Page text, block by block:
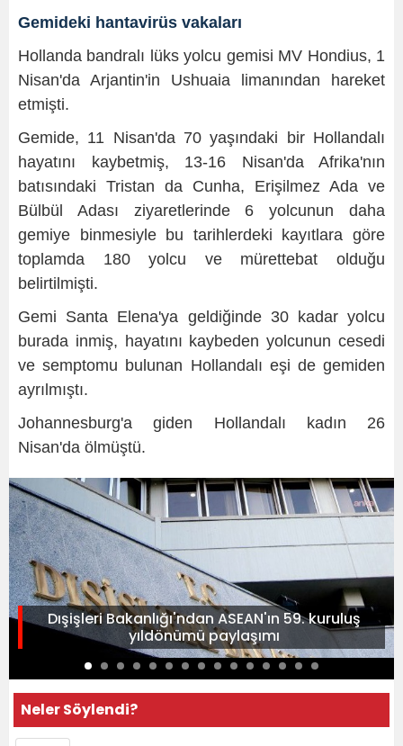
Gemideki hantavirüs vakaları
Hollanda bandralı lüks yolcu gemisi MV Hondius, 1
Nisan'da Arjantin'in Ushuaia limanından hareket
etmişti.
Gemide, 11 Nisan'da 70 yaşındaki bir Hollandalı
hayatını kaybetmiş, 13-16 Nisan'da Afrika'nın
batısındaki Tristan da Cunha, Erişilmez Ada ve
Bülbül Adası ziyaretlerinde 6 yolcunun daha
gemiye binmesiyle bu tarihlerdeki kayıtlara göre
toplamda 180 yolcu ve mürettebat olduğu
belirtilmişti.
Gemi Santa Elena'ya geldiğinde 30 kadar yolcu
burada inmiş, hayatını kaybeden yolcunun cesedi
ve semptomu bulunan Hollandalı eşi de gemiden
ayrılmıştı.
Johannesburg'a giden Hollandalı kadın 26
Nisan'da ölmüştü.
Dışişleri Bakanlığı'ndan ASEAN'ın 59. kuruluş
yıldönümü paylaşımı
Neler Söylendi?